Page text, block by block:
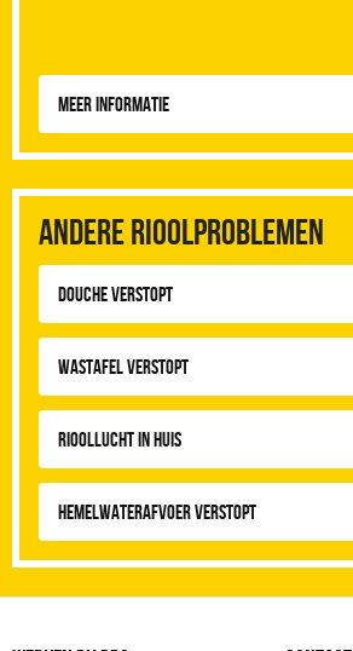
Meer informatie
Andere rioolproblemen
Douche Verstopt
Wastafel Verstopt
Rioollucht in huis
Hemelwaterafvoer Verstopt